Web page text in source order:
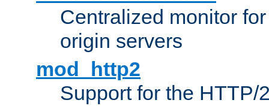
Centralized monitor
origin servers
mod_http2
Support for the HTTP/